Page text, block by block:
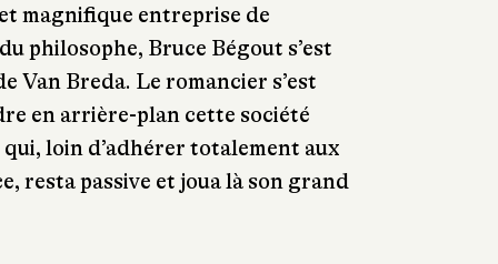
magnifique entreprise de
philosophe, Bruce Bégout s’est
Van Breda. Le romancier s’est
en arrière-plan cette société
loin d’adhérer totalement aux
resta passive et joua là son grand